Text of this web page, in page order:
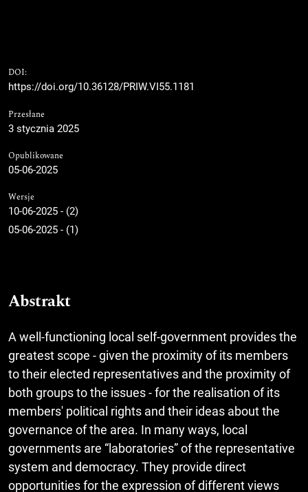
DOI:
https://doi.org/10.36128/PRIW.VI55.1181
Przesłane
3 stycznia 2025
Opublikowane
05-06-2025
Wersje
10-06-2025 - (2)
05-06-2025 - (1)
Abstrakt
A well-functioning local self-government provides the
greatest scope - given the proximity of its members
to their elected representatives and the proximity of
both groups to the issues - for the realisation of its
members' political rights and their ideas about the
governance of the area. In many ways, local
governments are “laboratories” of the representative
system and democracy. They provide direct
opportunities for the expression of different views